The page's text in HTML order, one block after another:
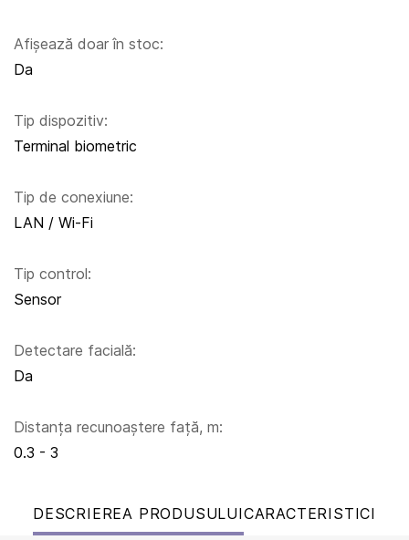
Afișează doar în stoc:
Da
Tip dispozitiv:
Terminal biometric
Tip de conexiune:
LAN / Wi-Fi
Tip control:
Sensor
Detectare facială:
Da
Distanța recunoaștere față, m:
0.3 - 3
DESCRIEREA PRODUSULUICARACTERISTICI